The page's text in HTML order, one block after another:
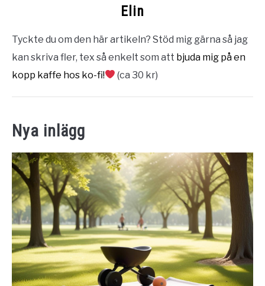
Elin
Tyckte du om den här artikeln? Stöd mig gärna så jag
kan skriva fler, tex så enkelt som att bjuda mig på en
kopp kaffe hos ko-fi!
(ca 30 kr)